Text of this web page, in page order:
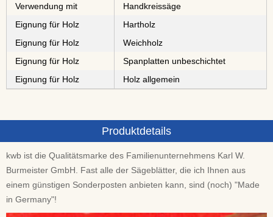
Verwendung mit
Handkreissäge
Eignung für Holz
⁠⁠⁠Hartholz
Eignung für Holz
⁠Weichholz
Eignung für Holz
⁠⁠⁠⁠⁠⁠⁠⁠Spanplatten unbeschichtet
Eignung für Holz
Holz allgemein
Produktdetails
kwb ist die Qualitätsmarke des Familienunternehmens Karl W.
Burmeister GmbH. Fast alle der Sägeblätter, die ich Ihnen aus
einem günstigen Sonderposten anbieten kann, sind (noch) "Made
in Germany"!